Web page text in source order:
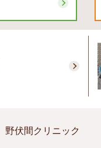
野伏間クリニック